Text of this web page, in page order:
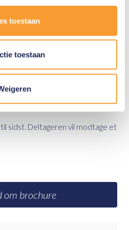
toestaan
toestaan
fulgt OSINT Basic- og
sidst. Deltageren vil modtage et
om brochure